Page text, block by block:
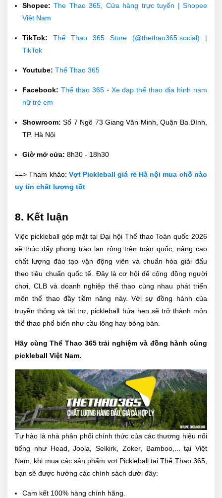
Shopee: The Thao 365, Cửa hàng trực tuyến | Shopee
Việt Nam
TikTok:
Thể Thao 365 Store (@thethao365.social) |
TikTok
Youtube: Thể Thao 365
Facebook: Thể thao 365 - Xe đạp thể thao địa hình nam
nữ trẻ em
Showroom:Số 7 Ngõ 73 Giang Văn Minh, Quận Ba Đình,
TP. Hà Nội
Giờ mở cửa: 8h30 - 18h30
==> Tham khảo: Vợt Pickleball giá rẻ Hà nội mua chỗ nào
uy tín chất lượng tốt
8. Kết luận
Việc pickleball góp mặt tại Đại hội Thể thao Toàn quốc 2026
sẽ thúc đẩy phong trào lan rộng trên toàn quốc, nâng cao
chất lượng đào tạo vận động viên và chuẩn hóa giải đấu
theo tiêu chuẩn quốc tế. Đây là cơ hội để cộng đồng người
chơi, CLB và doanh nghiệp thể thao cùng nhau phát triển
môn thể thao đầy tiềm năng này. Với sự đồng hành của
truyền thông và tài trợ, pickleball hứa hẹn sẽ trở thành môn
thể thao phổ biến như cầu lông hay bóng bàn.
Hãy cùng Thể Thao 365 trải nghiệm và đồng hành cùng
pickleball Việt Nam.
Tự hào là nhà phân phối chính thức của các thương hiệu nổi
tiếng như Head, Joola, Selkirk, Zoker, Bamboo,... tại Việt
Nam, khi mua các sản phẩm vợt Pickleball tại Thể Thao 365,
bạn sẽ được hưởng các chính sách dưới đây:
Cam kết 100% hàng chính hãng.